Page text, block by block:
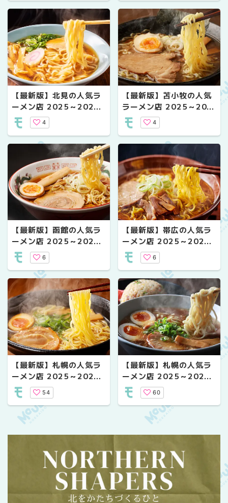
【最新版】北見の人気ラ
ーメン店 2025～2026
年 年末年始の営業情報
4
【最新版】苫小牧の人気
ラーメン店 2025～202
6年 年末年始の営業情報
4
【最新版】函館の人気ラ
ーメン店 2025～2026
年 年末年始の営業情報
6
【最新版】帯広の人気ラ
ーメン店 2025～2026
年 年末年始の営業情報
6
【最新版】札幌の人気ラ
ーメン店 2025～2026
年 年末年始の営業情報
その1
54
【最新版】札幌の人気ラ
ーメン店 2025～2026
年 年末年始の営業情報そ
の2
60